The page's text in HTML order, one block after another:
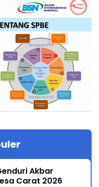
Akbar
Carat 2026